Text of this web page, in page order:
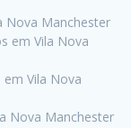
Nova Manchester
em Vila Nova
Vila Nova
Nova Manchester